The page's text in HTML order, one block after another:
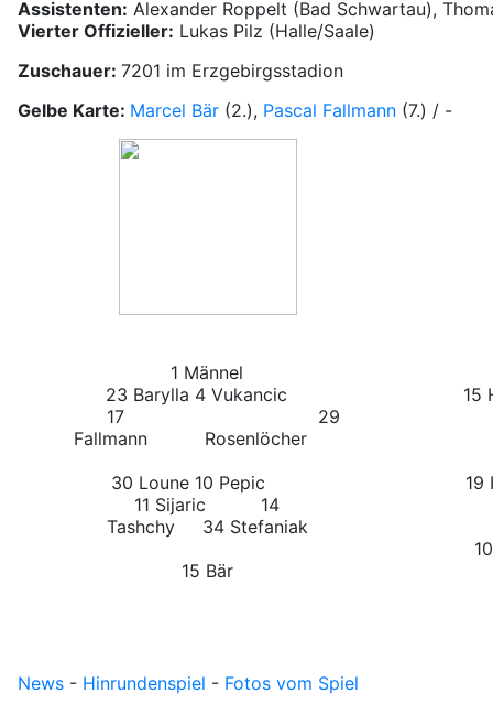
Assistenten: Alexander Roppelt (Bad Schwartau),
Vierter Offizieller: Lukas Pilz (Halle/Saale)
Zuschauer: 7201 im Erzgebirgsstadion
Gelbe Karte: Marcel Bär (2.), Pascal Fallmann (7.) / -
1 Männel
23 Barylla 4 Vukancic
17
Fallmann
29
Rosenlöcher
30 Loune 10 Pepic
11 Sijaric 14
Tashchy 34 Stefaniak
15 Bär
19
News - Hinrundenspiel - Fotos vom Spiel